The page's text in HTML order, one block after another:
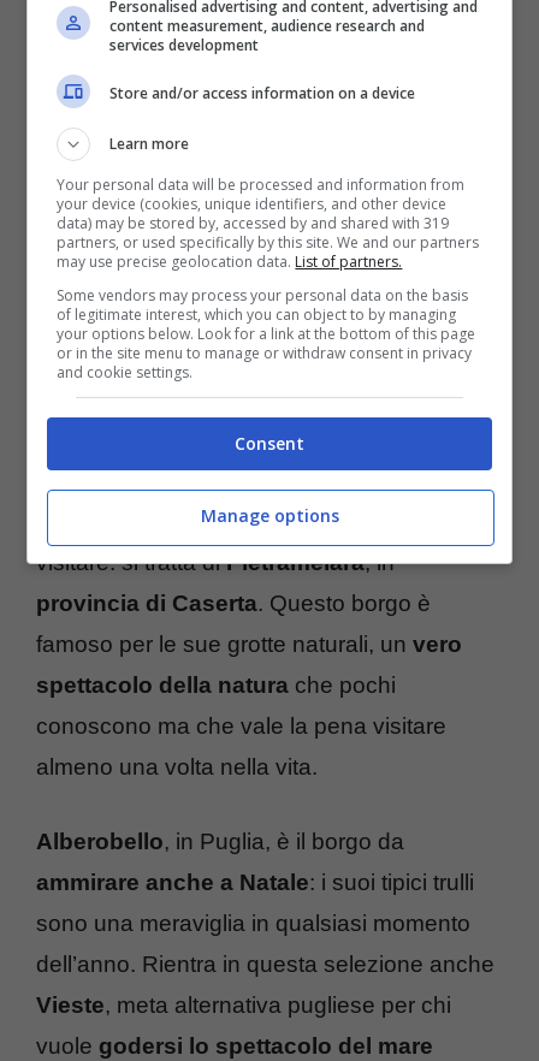
Il primo è
in Campania, in provincia di Benevento
Questo luogo è magico per le sue strade
essere inun presepe vivente. Inoltre, chi
visita questo luogo non può non provare la
specialità culinaria della zona:la mela
cucinata in vari modi.
Sempre in Campania c’è un altro borgo da
visitare: si tratta diPietramelara, in
provincia di Caserta. Questo borgo è
famoso per le sue grotte naturali, un vero
spettacolo della natura che pochi
conoscono ma che vale la pena visitare
almeno una volta nella vita.
Alberobello, in Puglia, è il borgo da
ammirare anche a Natale: i suoi tipici trulli
sono una meraviglia in qualsiasi momento
dell’anno. Rientra in questa selezione anche
Vieste, meta alternativa pugliese per chi
vuole godersi lo spettacolo del mare
Personalised advertising and content, advertising and
content measurement, audience research and
services development
Store and/or access information on a device
Learn more
Your personal data will be processed and information from
your device (cookies, unique identifiers, and other device
data) may be stored by, accessed by and shared with 319
partners, or used specifically by this site. We and our partners
may use precise geolocation data. List of partners.
Some vendors may process your personal data on the basis
of legitimate interest, which you can object to by managing
your options below. Look for a link at the bottom of this page
or in the site menu to manage or withdraw consent in privacy
and cookie settings.
Consent
Manage options